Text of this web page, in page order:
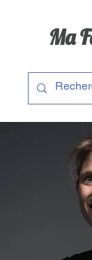
Ma